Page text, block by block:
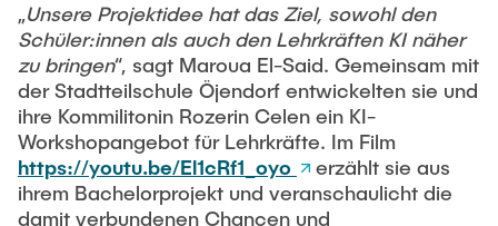
Intern
Lehre und Lernen
Best Practices Lehre
Hochschuldidaktik - ZLL
LearnING Center
Lehre im europäischen Verbund (ECIU)
WorkINGLab / Makerspace
Interdisziplinärer Workshop des FSP
„Biobasierte Prozesse und
Reaktortechnologien“
Studiengänge
Forschung und Institute
Studienbereich FIT
„Unsere Projektidee hat das Ziel, sowohl den
Schüler:innen als auch den Lehrkräften KI näher
zu bringen“, sagt Maroua El-Said. Gemeinsam mit
der Stadtteilschule Öjendorf entwickelten sie und
ihre Kommilitonin Rozerin Celen ein KI-
Workshopangebot für Lehrkräfte. Im Film
https://youtu.be/El1cRf1_oyo
erzählt sie aus
ihrem Bachelorprojekt und veranschaulicht die
damit verbundenen Chancen und